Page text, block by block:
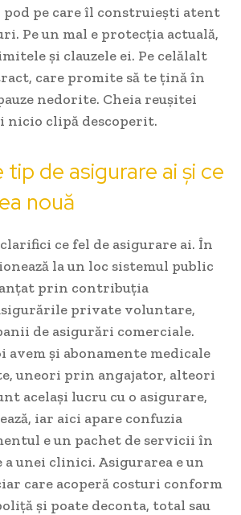
pod pe care îl construiești atent
Pe un mal e protecția actuală,
și clauzele ei. Pe celălalt
care promite să te țină în
nedorite. Cheia reușitei
nicio clipă descoperit.
de asigurare ai și ce
nouă
ce fel de asigurare ai. În
la un loc sistemul public
prin contribuția
private voluntare,
de asigurări comerciale.
și abonamente medicale
uneori prin angajator, alteori
același lucru cu o asigurare,
iar aici apare confuzia
e un pachet de servicii în
unei clinici. Asigurarea e un
care acoperă costuri conform
și poate deconta, total sau